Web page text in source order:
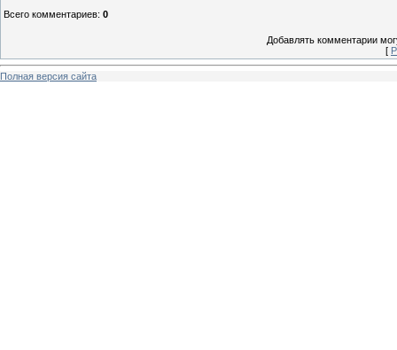
Всего комментариев: 0
Добавлять комментарии
[
Полная версия сайта